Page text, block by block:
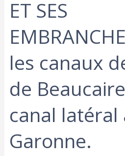
ET SES
les canaux
de
canal latéral
Garonne.‎